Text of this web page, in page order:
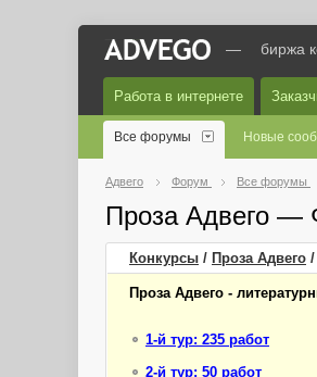
— биржа
Работа в интернете
Все форумы Новые
Адвего Форум Все форумы
Проза Адвего —
Конкурсы / Проза Адвего /
Проза Адвего -
1-й тур: 235 работ
2-й тур: 50 работ